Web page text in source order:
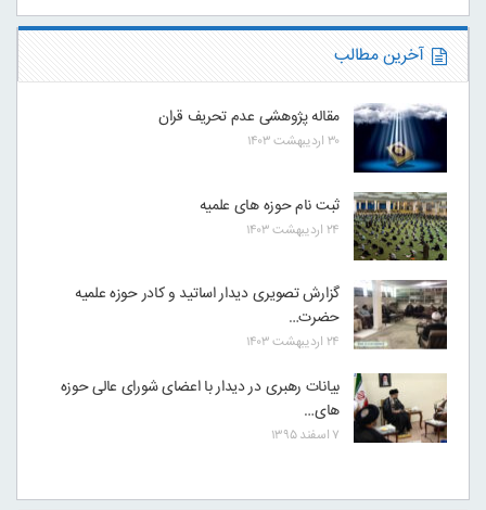
آخرین مطالب
مقاله پژوهشی عدم تحریف قران
۳۰ اردیبهشت ۱۴۰۳
ثبت نام حوزه های علمیه
۲۴ اردیبهشت ۱۴۰۳
گزارش تصویری دیدار اساتید و کادر حوزه علمیه
حضرت…
۲۴ اردیبهشت ۱۴۰۳
بیانات رهبری در دیدار با اعضای شورای عالی حوزه
های…
۷ اسفند ۱۳۹۵